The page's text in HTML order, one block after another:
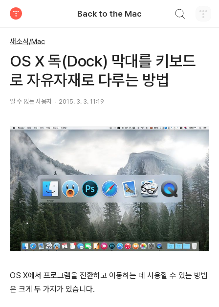
Back to the Mac
새소식/Mac
OS X 독(Dock) 막대를 키보드
로 자유자재로 다루는 방법
알 수 없는 사용자 2015. 3. 3. 11:19
OS X에서 프로그램을 전환하고 이동하는 데 사용할 수 있는 방법
은 크게 두 가지가 있습니다.